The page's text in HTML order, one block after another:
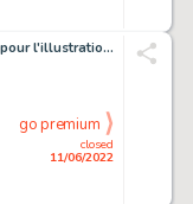
INES. Crayonné préparatoire pour l'illustration ayant...
closed
11/06/2022
go premium